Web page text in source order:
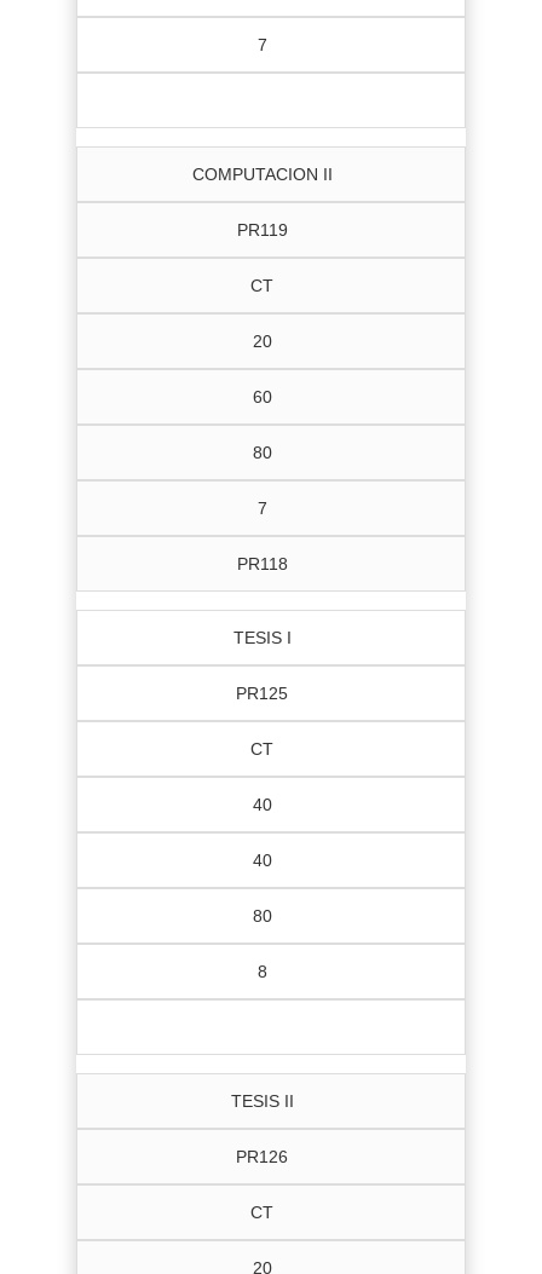
7
COMPUTACION II
PR119
CT
20
60
80
7
PR118
TESIS I
PR125
CT
40
40
80
8
TESIS II
PR126
CT
20